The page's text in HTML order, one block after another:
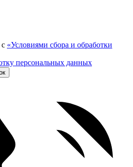
«Условиями сбора и обработки
персональных данных